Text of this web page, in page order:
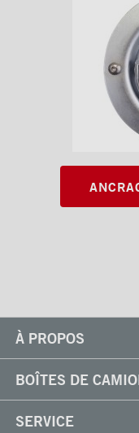
À PROPOS
Culture
Usine
Partenaire
BOÎTES DE
Classik
SERVICE